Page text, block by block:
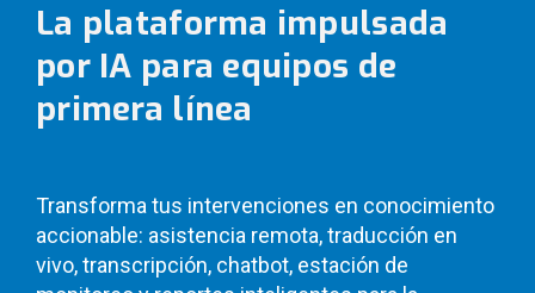
La plataforma impulsada
por IA para equipos de
primera línea
Transforma tus intervenciones en conocimiento
accionable: asistencia remota, traducción en
vivo, transcripción, chatbot, estación de